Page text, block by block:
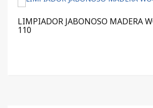
LIMPIADOR JABONOSO MADERA
110